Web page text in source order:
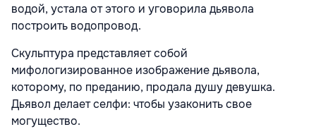
водой, устала от этого и уговорила дьявола
построить водопровод.
Скульптура представляет собой
мифологизированное изображение дьявола,
которому, по преданию, продала душу девушка.
Дьявол делает селфи: чтобы узаконить свое
могущество.